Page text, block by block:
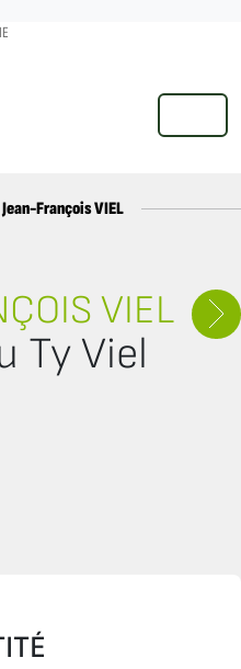
MENU
Jean-François VIEL
VIEL
Ty Viel